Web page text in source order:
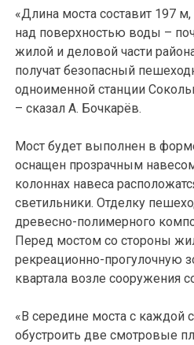
«Длина моста составит 197
над поверхностью воды –
жилой и деловой части
получат безопасный
одноименной станции
– сказал А. Бочкарёв.
Мост будет выполнен в
оснащен прозрачным
колоннах навеса
светильники. Отделку
древесно-полимерного
Перед мостом со стороны
рекреационно-прогулочную
квартала возле сооружения
«В середине моста с каждой
обустроить две смотровые